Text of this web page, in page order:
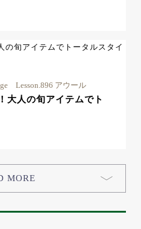
Lesson.896 アウール
大人の旬アイテムでト
MORE